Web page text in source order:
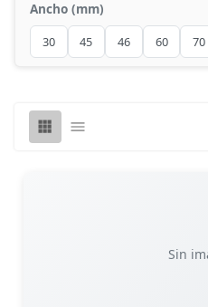
Ancho (mm)
30 45 46 60 70
Sin